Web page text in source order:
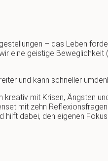
– das Leben
eine geistige
und kann schneller
mit Krisen, Ängsten
mit zehn
hilft dabei, den eigenen